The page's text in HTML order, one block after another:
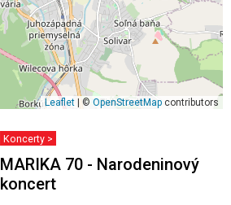
Leaflet | © OpenStreetMap contributors
Koncerty >
MARIKA 70 - Narodeninový
koncert